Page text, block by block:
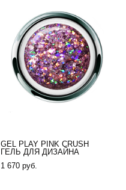
GEL PLAY PINK CRUSH
ГЕЛЬ ДЛЯ ДИЗАЙНА
1 670 pуб.